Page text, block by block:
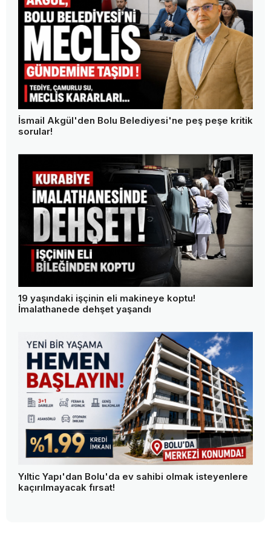
İsmail Akgül'den Bolu Belediyesi'ne peş peşe kritik
sorular!
19 yaşındaki işçinin eli makineye koptu!
İmalathanede dehşet yaşandı
Yıltic Yapı'dan Bolu'da ev sahibi olmak isteyenlere
kaçırılmayacak fırsat!